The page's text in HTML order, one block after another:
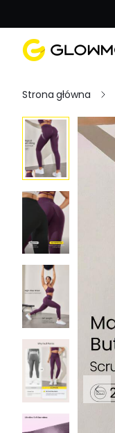
Strona główna